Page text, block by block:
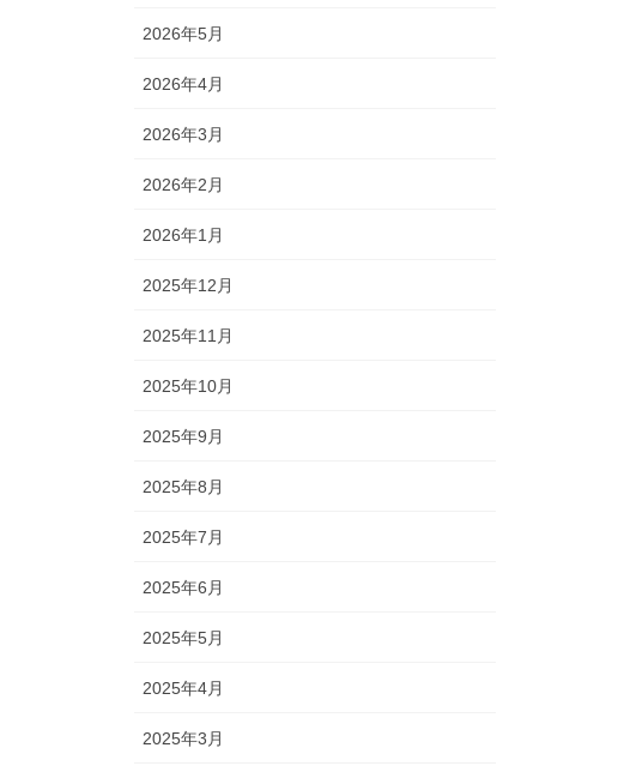
2026年5月
2026年4月
2026年3月
2026年2月
2026年1月
2025年12月
2025年11月
2025年10月
2025年9月
2025年8月
2025年7月
2025年6月
2025年5月
2025年4月
2025年3月